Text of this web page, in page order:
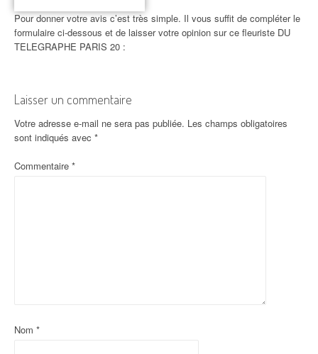
Pour donner votre avis c’est très simple. Il vous suffit de compléter le
formulaire ci-dessous et de laisser votre opinion sur ce fleuriste DU
TELEGRAPHE PARIS 20 :
Laisser un commentaire
Votre adresse e-mail ne sera pas publiée. Les champs obligatoires
sont indiqués avec *
Commentaire *
Nom *